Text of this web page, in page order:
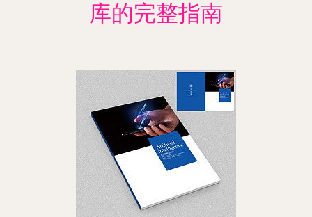
库的完整指南